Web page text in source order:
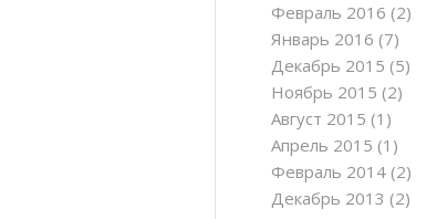
Февраль 2016 (2)
Январь 2016 (7)
Декабрь 2015 (5)
Ноябрь 2015 (2)
Август 2015 (1)
Апрель 2015 (1)
Февраль 2014 (2)
Декабрь 2013 (2)